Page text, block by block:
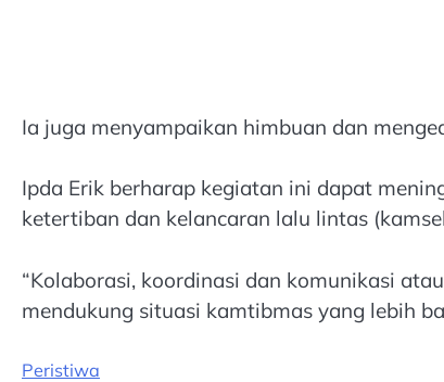
Ia juga menyampaikan himbuan dan
Ipda Erik berharap kegiatan ini dapat
ketertiban dan kelancaran lalu lintas
“Kolaborasi, koordinasi dan komunikasi
mendukung situasi kamtibmas yang lebih
Peristiwa